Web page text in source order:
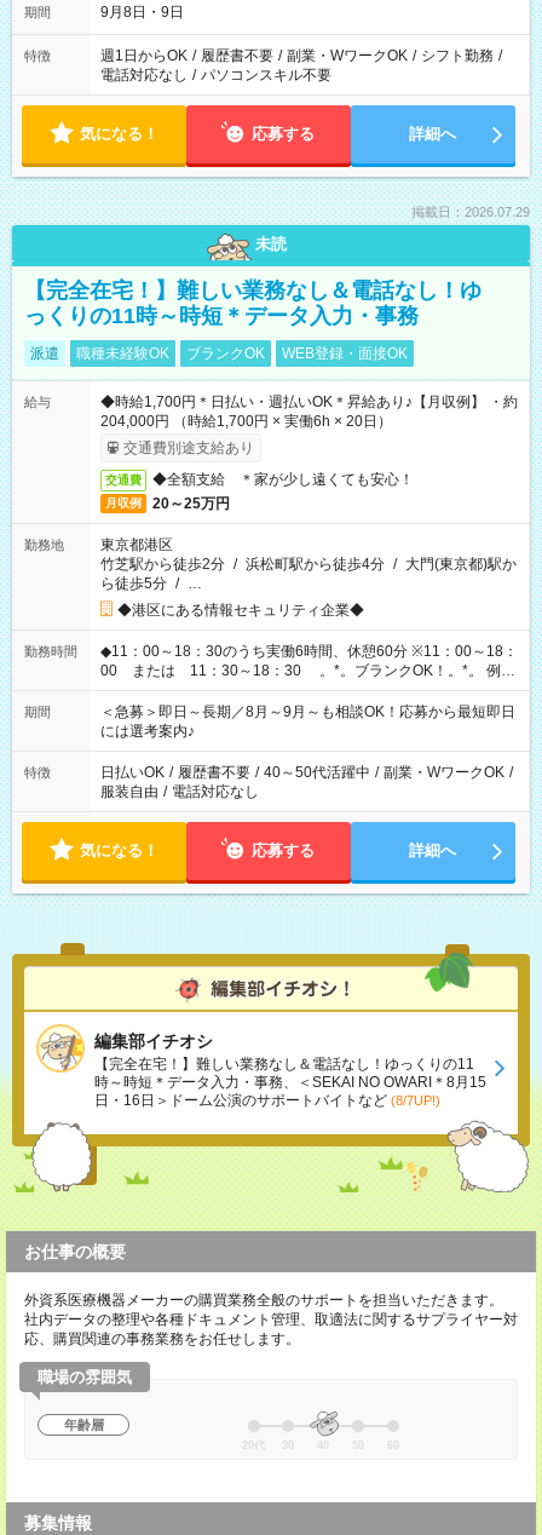
期間 9月8日・9日
特徴 週1日からOK / 履歴書不要 / 副業・WワークOK / シフト勤務 /
電話対応なし / パソコンスキル不要
気になる！ 応募する 詳細へ
掲載日：2026.07.29
未読
【完全在宅！】難しい業務なし＆電話なし！ゆ
っくりの11時～時短＊データ入力・事務
派遣 職種未経験OK ブランクOK WEB登録・面接OK
給与
◆時給1,700円＊日払い・週払いOK＊昇給あり♪【月収例】 ・約
204,000円 （時給1,700円 × 実働6h × 20日）
交通費別途支給あり
交通費 ◆全額支給 ＊家が少し遠くても安心！
月収例 20～25万円
勤務地
東京都港区
竹芝駅から徒歩2分 / 浜松町駅から徒歩4分 / 大門(東京都)駅か
ら徒歩5分 / …
◆港区にある情報セキュリティ企業◆
勤務時間
◆11：00～18：30のうち実働6時間、休憩60分 ※11：00～18：
00 または 11：30～18：30 。*。ブランクOK！。*。 例え
ば前職が、 在宅/財団法人/事務/コールセンター/受付/販売/カフェ
スタッフ スイーツ販売/ホテルフロント/化粧品販売/など 様々な
業界から入社して活躍されています♪
期間
＜急募＞即日～長期／8月～9月～も相談OK！応募から最短即日
には選考案内♪
特徴 日払いOK / 履歴書不要 / 40～50代活躍中 / 副業・WワークOK /
服装自由 / 電話対応なし
気になる！ 応募する 詳細へ
編集部イチオシ
【完全在宅！】難しい業務なし＆電話なし！ゆっくりの11
時～時短＊データ入力・事務、＜SEKAI NO OWARI＊8月15
日・16日＞ドーム公演のサポートバイトなど (8/7UP!)
お仕事の概要
外資系医療機器メーカーの購買業務全般のサポートを担当いただきます。
社内データの整理や各種ドキュメント管理、取適法に関するサプライヤー対
応、購買関連の事務業務をお任せします。
職場の雰囲気
年齢層
20代 30 40 50 60
募集情報